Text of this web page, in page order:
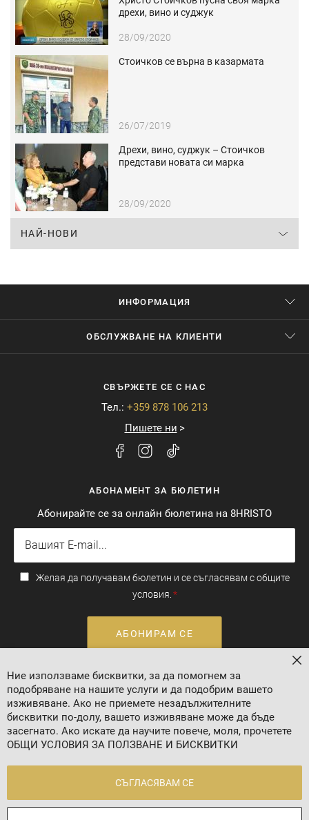
дрехи, вино и суджук
28/09/2020
Стоичков се върна в казармата
26/07/2019
Дрехи, вино, суджук – Стоичков
представи новата си марка
28/09/2020
НАЙ-НОВИ
ИНФОРМАЦИЯ
ОБСЛУЖВАНЕ НА КЛИЕНТИ
СВЪРЖЕТЕ СЕ С НАС
Тел.: +359 878 106 213
Пишете ни
АБОНАМЕНТ ЗА БЮЛЕТИН
Абонирайте се за онлайн бюлетина на 8HRISTO
Желая да получавам бюлетин и се съгласявам с общите
условия.
АБОНИРАМ СЕ
Валутен курс: 1 EUR = 1.95583 BGN
Ние използваме бисквитки, за да помогнем за
подобряване на нашите услуги и да подобрим вашето
изживяване. Ако не приемете незадължителните
бисквитки по-долу, вашето изживяване може да бъде
засегнато. Ако искате да научите повече, моля, прочетете
ОБЩИ УСЛОВИЯ ЗА ПОЛЗВАНЕ И БИСКВИТКИ
СЪГЛАСЯВАМ СЕ